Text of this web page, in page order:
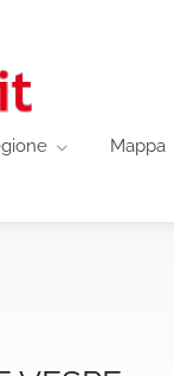
Mappa